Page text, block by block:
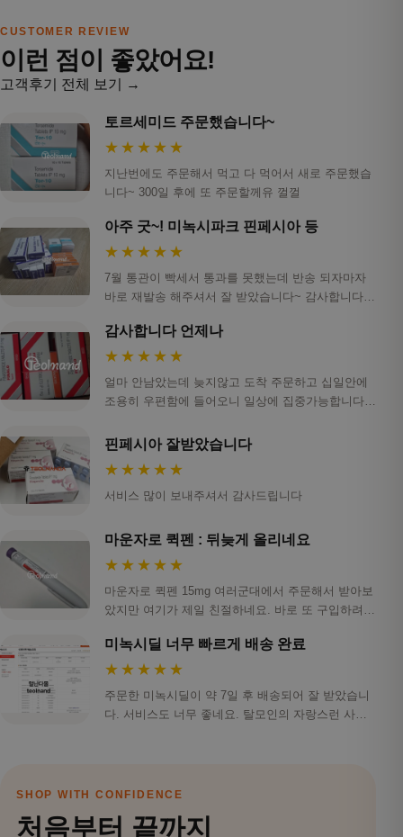
CUSTOMER REVIEW
이런 점이 좋았어요!
고객후기 전체 보기 →
토르세미드 주문했습니다~
★★★★★
지난번에도 주문해서 먹고 다 먹어서 새로 주문했습
니다~ 300일 후에 또 주문할께유 껄껄
아주 굿~! 미녹시파크 핀페시아 등
★★★★★
7월 통관이 빡세서 통과를 못했는데 반송 되자마자
바로 재발송 해주셔서 잘 받았습니다~ 감사합니다!
감사합니다 언제나
★★★★★
얼마 안남았는데 늦지않고 도착 주문하고 십일안에
조용히 우편함에 들어오니 일상에 집중가능합니다.
핀페시아 잘받았습니다
★★★★★
서비스 많이 보내주셔서 감사드립니다
마운자로 퀵펜 : 뒤늦게 올리네요
★★★★★
마운자로 퀵펜 15mg 여러군대에서 주문해서 받아보
았지만 여기가 제일 친절하네요. 바로 또 구입하려하
미녹시딜 너무 빠르게 배송 완료
★★★★★
주문한 미녹시딜이 약 7일 후 배송되어 잘 받았습니
다. 서비스도 너무 좋네요. 탈모인의 자랑스런 사이
SHOP WITH CONFIDENCE
처음부터 끝까지